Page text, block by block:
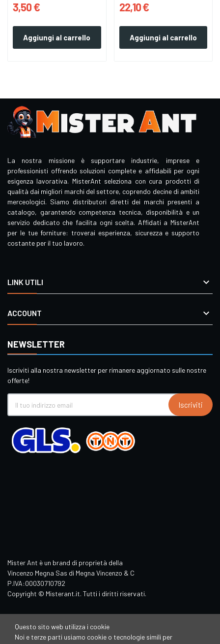
3,50 €
Aggiungi al carrello
22,10 €
Aggiungi al carrello
La nostra missione è supportare industrie, imprese e
professionisti offrendo soluzioni complete e affidabili per ogni
esigenza lavorativa. MisterAnt seleziona con cura prodotti di
qualità dai migliori marchi del settore, coprendo decine di ambiti
merceologici. Siamo distributori diretti dei marchi presenti a
catalogo, garantendo competenza tecnica, disponibilità e un
servizio dedicato che facilita ogni scelta. Affidati a MisterAnt
per le tue forniture: troverai esperienza, sicurezza e supporto
costante per il tuo lavoro.
LINK UTILI 
ACCOUNT 
NEWSLETTER
Iscriviti alla nostra newsletter per rimanere aggiornato sulle nostre
offerte!
Iscriviti
Mister Ant è un brand di proprietà della
Vincenzo Megna Sas di Megna Vincenzo & C
P.IVA:00030710792
Copyright © Misterant.it. Tutti i diritti riservati.
Questo sito web utilizza i cookie
Noi e terze parti usiamo cookie o tecnologie simili per